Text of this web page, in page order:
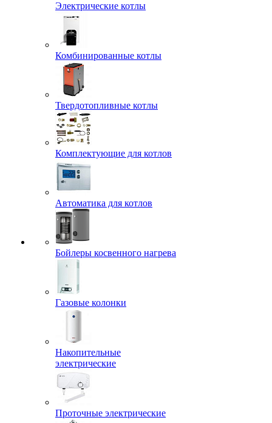
Электрические котлы
Комбинированные котлы
Твердотопливные котлы
Комплектующие для котлов
Автоматика для котлов
Бойлеры косвенного нагрева
Газовые колонки
Накопительные
электрические
Проточные электрические